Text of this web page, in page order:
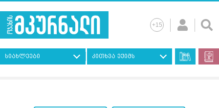
სიახლეები კითხვა ექიმს